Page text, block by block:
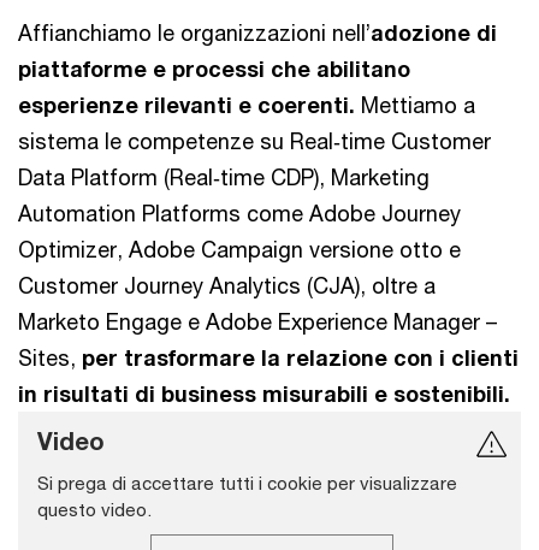
Affianchiamo le organizzazioni nell’adozione di
piattaforme e processi che abilitano
esperienze rilevanti e coerenti. Mettiamo a
sistema le competenze su Real‑time Customer
Data Platform (Real‑time CDP), Marketing
Automation Platforms come Adobe Journey
Optimizer, Adobe Campaign versione otto e
Customer Journey Analytics (CJA), oltre a
Marketo Engage e Adobe Experience Manager –
Sites, per trasformare la relazione con i clienti
in risultati di business misurabili e sostenibili.
Video
Si prega di accettare tutti i cookie per visualizzare
questo video.